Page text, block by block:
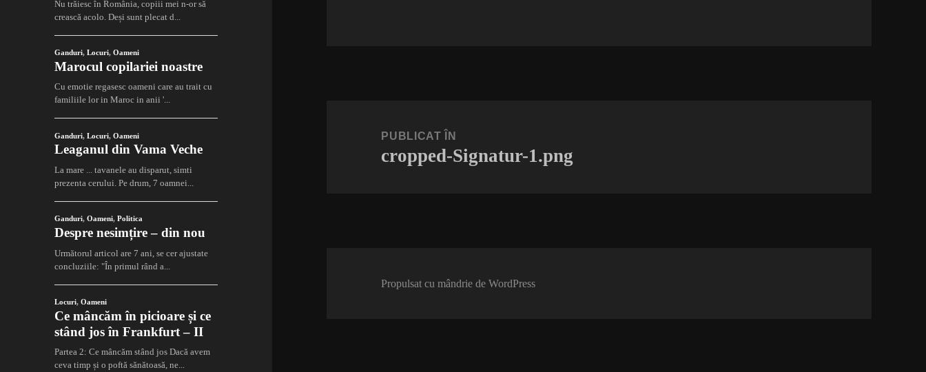
PUBLICAT ÎN
cropped-Signatur-1.png
Propulsat cu mândrie de WordPress